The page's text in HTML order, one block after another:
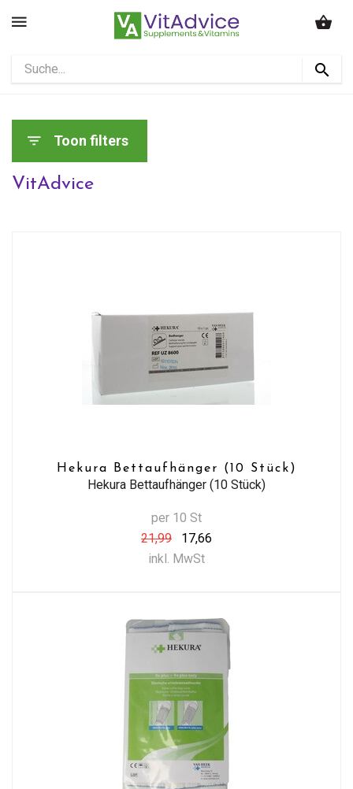
Toon filters
VitAdvice
Hekura Bettaufhänger (10 Stück)
Hekura Bettaufhänger (10 Stück)
per 10 St
21,99
17,66
inkl. MwSt